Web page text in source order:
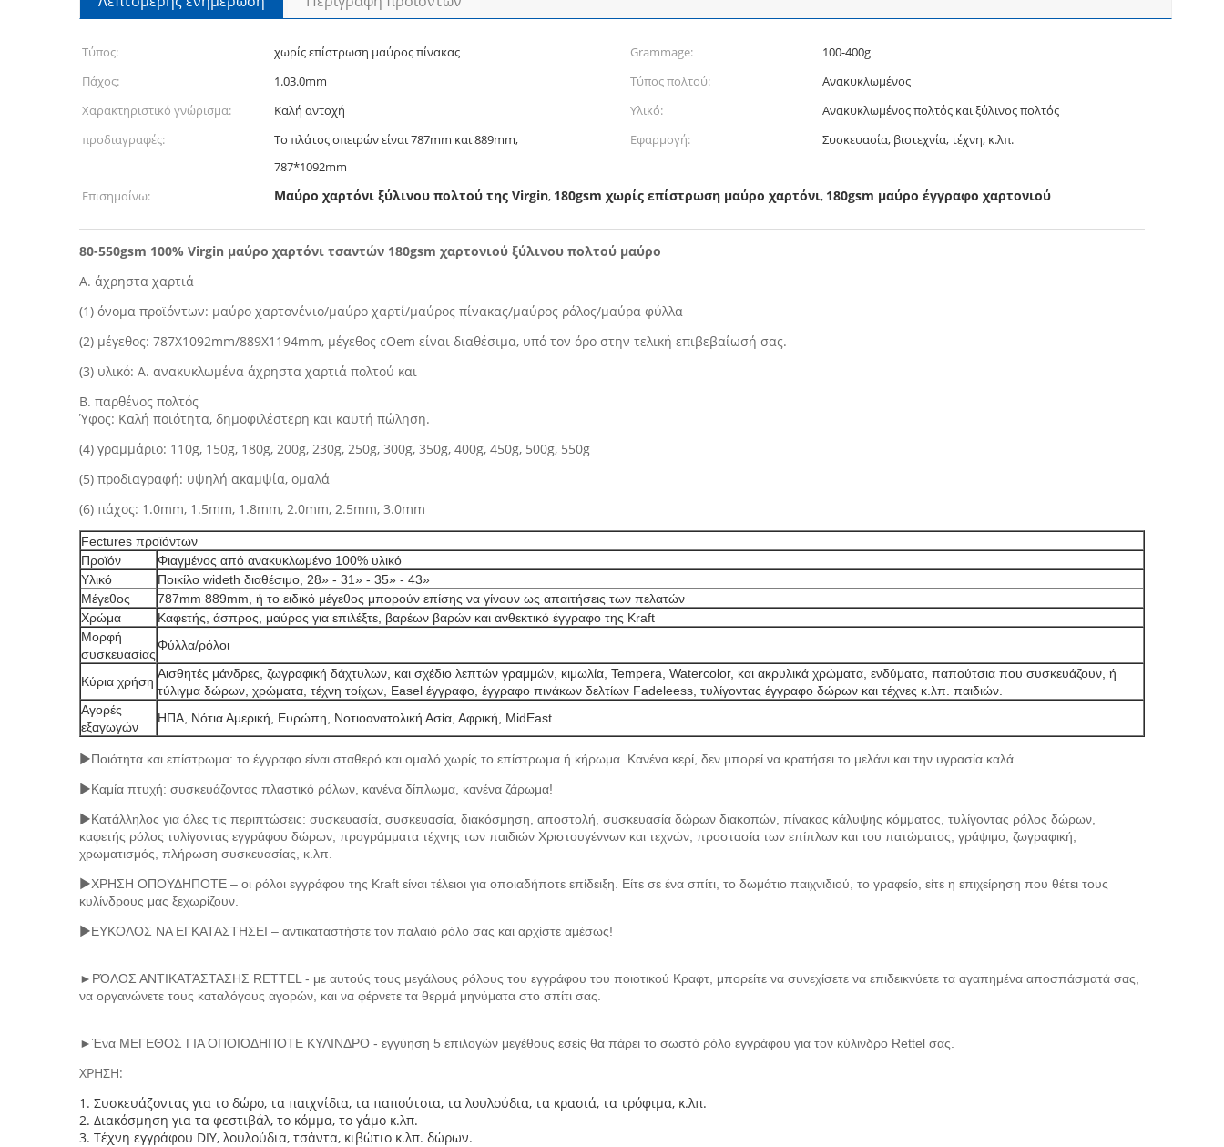
Τύπος: χωρίς επίστρωση μαύρος πίνακας Grammage:
100-400g
Πάχος:
1.03.0mm Τύπος πολτού:
Ανακυκλωμένος
Χαρακτηριστικό γνώρισμα:
Καλή αντοχή Υλικό:
Ανακυκλωμένος πολτός και ξύλινος πολτός
προδιαγραφές:
Το πλάτος σπειρών είναι 787mm και 889mm,
787*1092mm
Εφαρμογή: Συσκευασία, βιοτεχνία, τέχνη, κ.λπ.
Επισημαίνω: Μαύρο χαρτόνι ξύλινου πολτού της Virgin, 180gsm χωρίς επίστρωση μαύρο χαρτόνι, 180gsm μαύρο έγγραφο χαρτονιού
80-550gsm 100% Virgin μαύρο χαρτόνι τσαντών 180gsm χαρτονιού ξύλινου πολτού μαύρο
Α. άχρηστα χαρτιά
(1) όνομα προϊόντων: μαύρο χαρτονένιο/μαύρο χαρτί/μαύρος πίνακας/μαύρος ρόλος/μαύρα φύλλα
(2) μέγεθος: 787X1092mm/889X1194mm, μέγεθος cOem είναι διαθέσιμα, υπό τον όρο στην τελική επιβεβαίωσή σας.
(3) υλικό: Α. ανακυκλωμένα άχρηστα χαρτιά πολτού και
Β. παρθένος πολτός
Ύφος: Καλή ποιότητα, δημοφιλέστερη και καυτή πώληση.
(4) γραμμάριο: 110g, 150g, 180g, 200g, 230g, 250g, 300g, 350g, 400g, 450g, 500g, 550g
(5) προδιαγραφή: υψηλή ακαμψία, ομαλά
(6) πάχος: 1.0mm, 1.5mm, 1.8mm, 2.0mm, 2.5mm, 3.0mm
Fectures προϊόντων
Προϊόν
Φιαγμένος από ανακυκλωμένο 100% υλικό
Υλικό
Ποικίλο wideth διαθέσιμο, 28» - 31» - 35» - 43»
Μέγεθος
787mm 889mm, ή το ειδικό μέγεθος μπορούν επίσης να γίνουν ως απαιτήσεις των πελατών
Χρώμα
Καφετής, άσπρος, μαύρος για επιλέξτε, βαρέων βαρών και ανθεκτικό έγγραφο της Kraft
Μορφή
συσκευασίας
Φύλλα/ρόλοι
Κύρια χρήση
Αισθητές μάνδρες, ζωγραφική δάχτυλων, και σχέδιο λεπτών γραμμών, κιμωλία, Tempera, Watercolor, και ακρυλικά χρώματα, ενδύματα, παπούτσια που συσκευάζουν, ή
τύλιγμα δώρων, χρώματα, τέχνη τοίχων, Easel έγγραφο, έγγραφο πινάκων δελτίων Fadeleess, τυλίγοντας έγγραφο δώρων και τέχνες κ.λπ. παιδιών.
Αγορές
εξαγωγών
ΗΠΑ, Νότια Αμερική, Ευρώπη, Νοτιοανατολική Ασία, Αφρική, MidEast
►Ποιότητα και επίστρωμα: το έγγραφο είναι σταθερό και ομαλό χωρίς το επίστρωμα ή κήρωμα. Κανένα κερί, δεν μπορεί να κρατήσει το μελάνι και την υγρασία καλά.
►Καμία πτυχή: συσκευάζοντας πλαστικό ρόλων, κανένα δίπλωμα, κανένα ζάρωμα!
►Κατάλληλος για όλες τις περιπτώσεις: συσκευασία, συσκευασία, διακόσμηση, αποστολή, συσκευασία δώρων διακοπών, πίνακας κάλυψης κόμματος, τυλίγοντας ρόλος δώρων,
καφετής ρόλος τυλίγοντας εγγράφου δώρων, προγράμματα τέχνης των παιδιών Χριστουγέννων και τεχνών, προστασία των επίπλων και του πατώματος, γράψιμο, ζωγραφική,
χρωματισμός, πλήρωση συσκευασίας, κ.λπ.
►ΧΡΗΣΗ ΟΠΟΥΔΗΠΟΤΕ – οι ρόλοι εγγράφου της Kraft είναι τέλειοι για οποιαδήποτε επίδειξη. Είτε σε ένα σπίτι, το δωμάτιο παιχνιδιού, το γραφείο, είτε η επιχείρηση που θέτει τους
κυλίνδρους μας ξεχωρίζουν.
►ΕΥΚΟΛΟΣ ΝΑ ΕΓΚΑΤΑΣΤΗΣΕΙ – αντικαταστήστε τον παλαιό ρόλο σας και αρχίστε αμέσως!
►ΡΌΛΟΣ ΑΝΤΙΚΑΤΆΣΤΑΣΗΣ RETTEL - με αυτούς τους μεγάλους ρόλους του εγγράφου του ποιοτικού Κραφτ, μπορείτε να συνεχίσετε να επιδεικνύετε τα αγαπημένα αποσπάσματά σας,
να οργανώνετε τους καταλόγους αγορών, και να φέρνετε τα θερμά μηνύματα στο σπίτι σας.
►Ένα ΜΕΓΕΘΟΣ ΓΙΑ ΟΠΟΙΟΔΗΠΟΤΕ ΚΥΛΙΝΔΡΟ - εγγύηση 5 επιλογών μεγέθους εσείς θα πάρει το σωστό ρόλο εγγράφου για τον κύλινδρο Rettel σας.
ΧΡΗΣΗ:
1. Συσκευάζοντας για το δώρο, τα παιχνίδια, τα παπούτσια, τα λουλούδια, τα κρασιά, τα τρόφιμα, κ.λπ.
2. Διακόσμηση για τα φεστιβάλ, το κόμμα, το γάμο κ.λπ.
3. Τέχνη εγγράφου DIY, λουλούδια, τσάντα, κιβώτιο κ.λπ. δώρων.